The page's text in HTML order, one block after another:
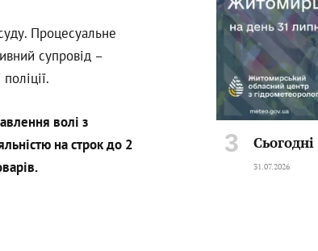
Процесуальне
супровід –
волі з
на строк до 2
31.07.2026